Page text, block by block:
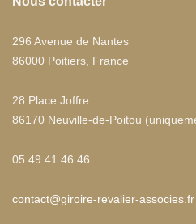
296 Avenue de Nantes
86000 Poitiers, France
28 Place Joffre
86170 Neuville-de-Poitou
05 49 41 46 46
contact@giroire-revalier-associes.fr